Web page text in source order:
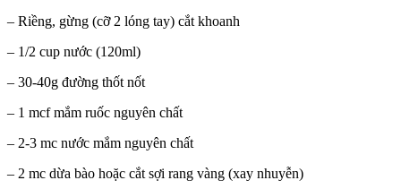
– Riềng, gừng (cỡ 2 lóng tay) cắt khoanh
– 1/2 cup nước (120ml)
– 30-40g đường thốt nốt
– 1 mcf mắm ruốc nguyên chất
– 2-3 mc nước mắm nguyên chất
– 2 mc dừa bào hoặc cắt sợi rang vàng (xay nhuyễn)